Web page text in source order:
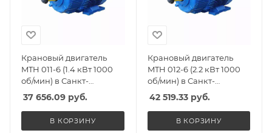
Крановый двигатель
MTH 011-6 (1.4 кВт 1000
об/мин) в Санкт-
Петербурге, Спб
37 656.09 руб.
В КОРЗИНУ
Крановый двигатель
MTH 012-6 (2.2 кВт 1000
об/мин) в Санкт-
Петербурге, Спб
42 519.33руб.
В КОРЗИНУ